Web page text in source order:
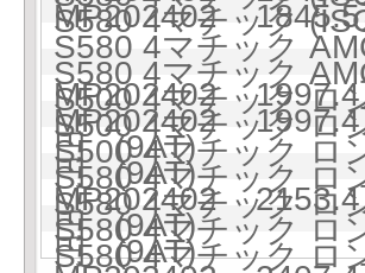
MP202402
S580 4マチック
S580 4マチック
MP202402
S580 4マチック
MP202402
S500 4マチック ロ
円 (9AT)
S500 4マチック ロ
円 (9AT)
S500 4マチック ロ
MP202402
S580 4マチック ロ
円 (9AT)
S580 4マチック ロ
円 (9AT)
S580 4マチック ロ
S580 4マチック ロ